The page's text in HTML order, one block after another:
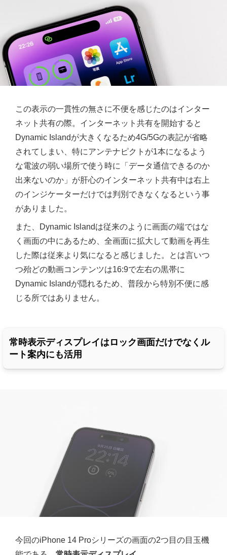
この表示の一貫性の無さに不便を感じたのはインター
ネット共有の際。インターネット共有を開始すると
Dynamic Islandが大きくなるため4G/5Gの表記が省略
されてしまい、特にアンテナピクトが1本になるよう
な電波の弱い場所で使う時に「データ通信できるのか
出来ないのか」が肝心のインターネット共有中は右上
のインジケーターだけでは判別できなくなるという事
がありました。
また、Dynamic Islandは従来のように画面の端ではな
く画面の中にあるため、全画面に拡大して動画を再生
した際は従来より気になると感じました。とは言いつ
つ殆どの動画コンテンツは16:9で左右の黒帯に
Dynamic Islandが隠れるため、普段から特別不便に感
じる所ではありません。
常時表示ディスプレイはロック画面だけでなくル
ート案内にも活用
今回のiPhone 14 Proシリーズの画面の2つ目の目玉機